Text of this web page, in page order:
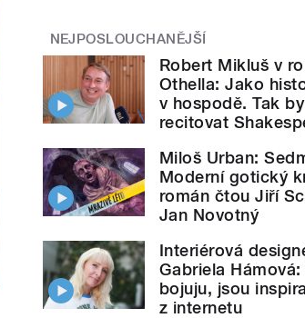
NEJPOSLOUCHANĚJŠÍ
Robert Mikluš v
Othella: Jako
v hospodě. Tak
recitovat
Miloš Urban:
Moderní gotický
román čtou Jiří
Jan Novotný
Interiérová
Gabriela Hámová:
bojuju, jsou
z internetu